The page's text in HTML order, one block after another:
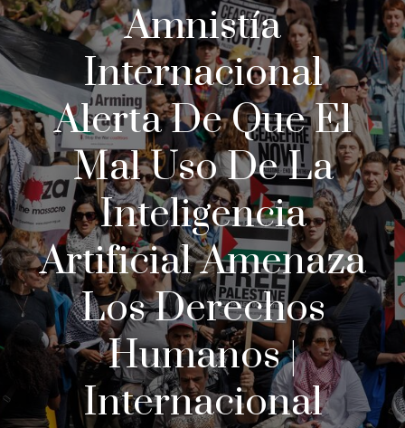
Amnistía
Internacional
Alerta De Que El
Mal Uso De La
Inteligencia
Artificial Amenaza
Los Derechos
Humanos |
Internacional